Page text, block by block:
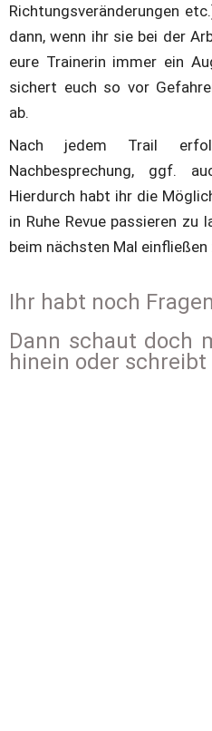
Richtungsveränderungen
dann, wenn ihr sie bei der
eure Trainerin immer ein
sichert euch so vor
ab.
Nach jedem Trail
Nachbesprechung, ggf.
Hierdurch habt ihr die
in Ruhe Revue passieren zu
beim nächsten Mal einfließen
Ihr habt noch
Dann schaut doch
hinein oder schreibt